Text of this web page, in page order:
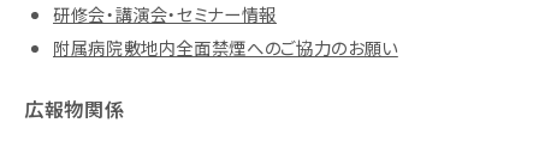
研修会・講演会・セミナー情報
附属病院敷地内全面禁煙へのご協力のお願い
広報物関係